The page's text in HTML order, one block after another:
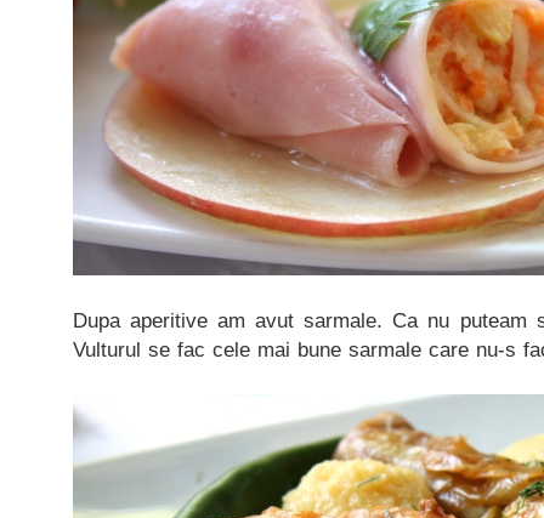
Dupa aperitive am avut sarmale. Ca nu puteam
Vulturul se fac cele mai bune sarmale care nu-s